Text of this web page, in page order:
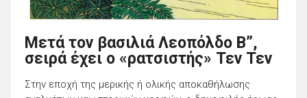
Μετά τον βασιλιά Λεοπόλδο Β”,
σειρά έχει ο «ρατσιστής» Τεν Τεν
Στην εποχή της μερικής ή ολικής αποκαθήλωσης